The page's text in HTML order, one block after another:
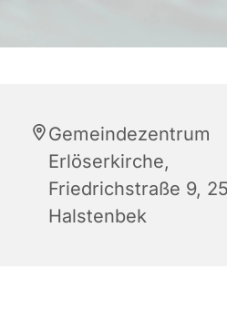
Gemeindezentrum
Erlöserkirche,
Friedrichstraße 9,
Halstenbek